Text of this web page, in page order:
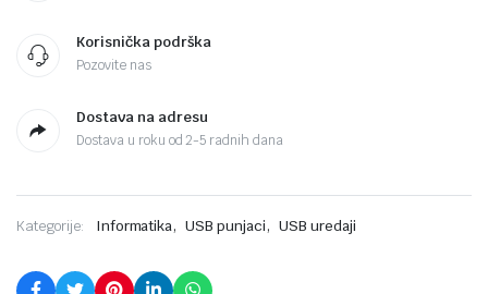
Korisnička podrška
Pozovite nas
Dostava na adresu
Dostava u roku od 2-5 radnih dana
Kategorije: Informatika, USB punjaci, USB uredaji